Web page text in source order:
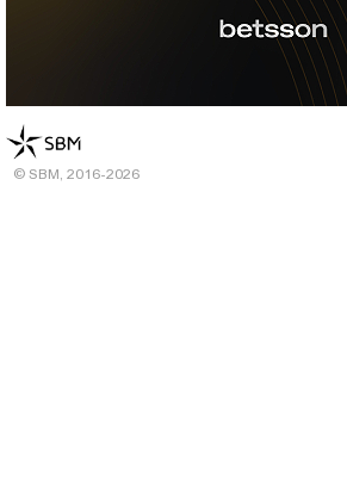
© SBM, 2016-2026